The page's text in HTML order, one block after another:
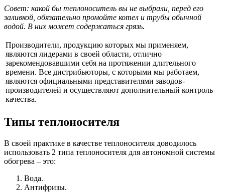
Совет: какой бы теплоноситель вы не выбрали, перед его
заливкой, обязательно промойте котел и трубы обычной
водой. В них может содержаться грязь.
Производители, продукцию которых мы применяем,
являются лидерами в своей области, отлично
зарекомендовавшими себя на протяжении длительного
времени. Все дистрибьюторы, с которыми мы работаем,
являются официальными представителями заводов-
производителей и осуществляют дополнительный контроль
качества.
Типы теплоносителя
В своей практике в качестве теплоносителя доводилось
использовать 2 типа теплоносителя для автономной системы
обогрева – это:
Вода.
Антифризы.